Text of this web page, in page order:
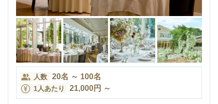
人数 20名 ～ 100名
1人あたり 21,000円 ～